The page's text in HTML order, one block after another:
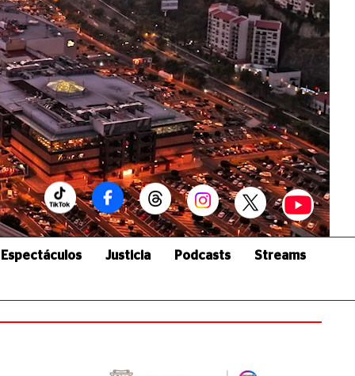
Espectáculos Justicia Podcasts Streams